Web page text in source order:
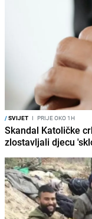
/SVIJET I PRIJE OKO 1H
Skandal Katoličke
zlostavljali djecu